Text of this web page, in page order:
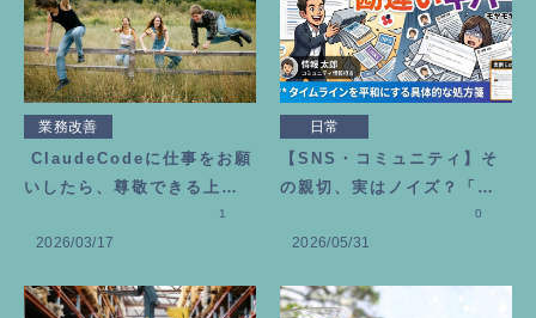
業務改善
ClaudeCodeに仕事をお願
いしたら、尊敬できる上司
2026/03/17
1
日常
【SNS・コミュニティ】そ
の親切、実はノイズ？「勘
違いギバー」にモヤモヤし
た時の処方箋
2026/05/31
0